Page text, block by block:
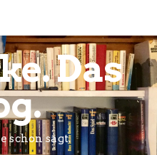
Das
schon sagt.